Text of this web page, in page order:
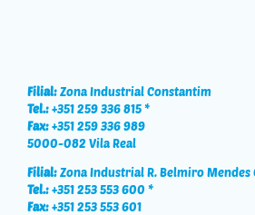
Filial:Zona Industrial Constantim
Tel.:+351 259 336 815 *
Fax:+351 259 336 989
5000-082 Vila Real
Filial:Zona Industrial R. Belmiro Mendes
Tel.:+351 253 553 600 *
Fax:+351 253 553 601